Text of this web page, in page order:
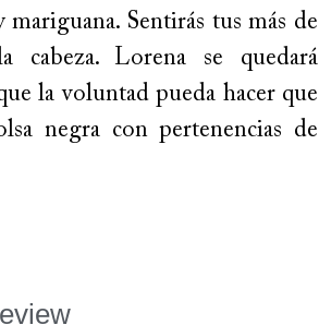
Sentirás tus más de
Lorena se quedará
la voluntad pueda hacer que
negra con pertenencias de